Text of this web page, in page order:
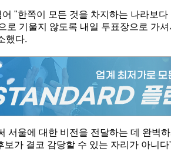
"한쪽이 모든 것을 차지하는 나라보
로 기울지 않도록 내일 투표장으로 가
했다.
서울에 대한 비전을 전달하는 데 완벽
가 결코 감당할 수 있는 자리가 아니